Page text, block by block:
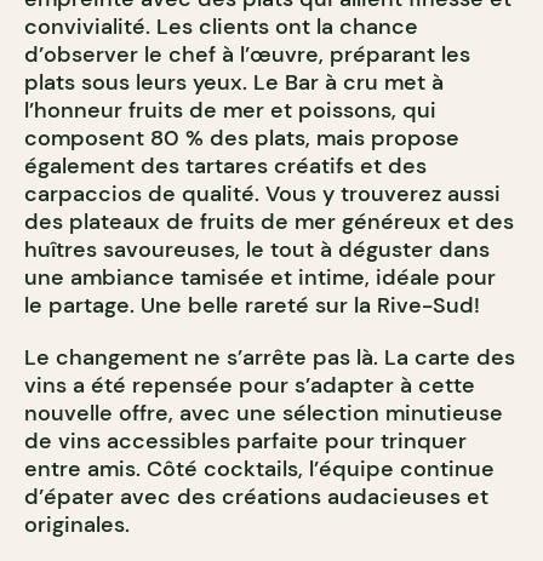
convivialité. Les clients ont la chance
d’observer le chef à l’œuvre, préparant les
plats sous leurs yeux. Le Bar à cru met à
l’honneur fruits de mer et poissons, qui
composent 80 % des plats, mais propose
également des tartares créatifs et des
carpaccios de qualité. Vous y trouverez aussi
des plateaux de fruits de mer généreux et des
huîtres savoureuses, le tout à déguster dans
une ambiance tamisée et intime, idéale pour
le partage. Une belle rareté sur la Rive-Sud!
Le changement ne s’arrête pas là. La carte des
vins a été repensée pour s’adapter à cette
nouvelle offre, avec une sélection minutieuse
de vins accessibles parfaite pour trinquer
entre amis. Côté cocktails, l’équipe continue
d’épater avec des créations audacieuses et
originales.